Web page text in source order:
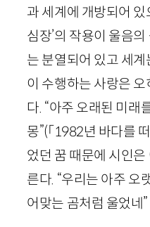
과 세계에 개방되어 있
심장’의 작용이 울음
는 분열되어 있고 세
이 수행하는 사랑은
다. “아주 오래된 미래
몽”(「 1982년 바다를
었던 꿈 때문에 시인
른다. “우리는 아주 오
어맞는 곰처럼 울었네”